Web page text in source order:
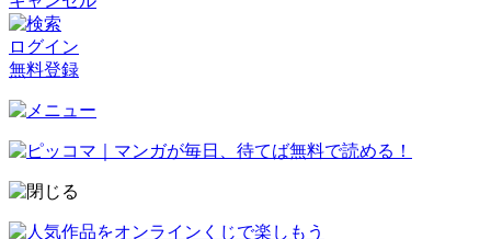
ログイン
無料登録